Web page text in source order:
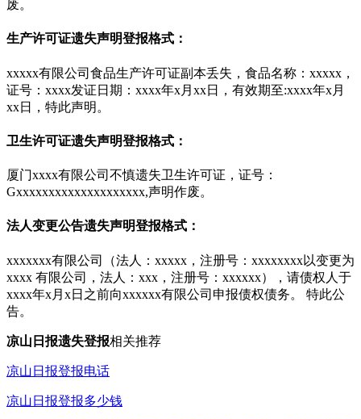
废。
生产许可证遗失声明登报格式：
xxxxx有限公司食品生产许可证副本丢失，食品名称：xxxxx，
证号：xxxx发证日期：xxxx年x月xx日，有效期至:xxxx年x月
xx日，特此声明。
卫生许可证遗失声明登报格式：
厦门xxxx有限公司不慎遗失卫生许可证，证号：
Gxxxxxxxxxxxxxxxxxxxx,声明作废。
法人变更公告遗失声明登报格式：
xxxxxxx有限公司（法人：xxxxx，注册号：xxxxxxxx以变更为
xxxx 有限公司，法人：xxx，注册号：xxxxxx），请债权人于
xxxx年x月x日之前向xxxxxx有限公司申报债权债务。 特此公
告。
凉山日报遗失登报相关推荐
凉山日报登报电话
凉山日报登报多少钱